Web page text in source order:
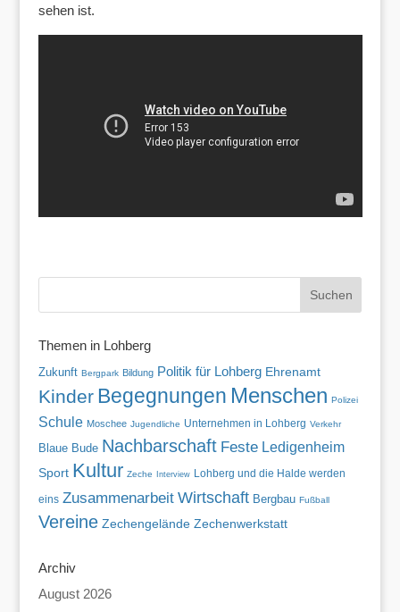
sehen ist.
Themen in Lohberg
Zukunft Bergpark Bildung Politik für Lohberg Ehrenamt
Kinder Begegnungen Menschen Polizei
Schule Moschee Jugendliche Unternehmen in Lohberg Verkehr
Blaue Bude Nachbarschaft Feste Ledigenheim
Sport Kultur Zeche Interview Lohberg und die Halde werden
eins Zusammenarbeit Wirtschaft Bergbau Fußball
Vereine Zechengelände Zechenwerkstatt
Archiv
August 2026